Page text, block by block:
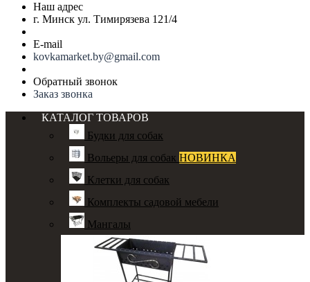
Наш адрес
г. Минск ул. Тимирязева 121/4
E-mail
kovkamarket.by@gmail.com
Обратный звонок
Заказ звонка
КАТАЛОГ ТОВАРОВ
Будки для собак
Вольеры для собак НОВИНКА
Клетки для собак
Комплекты садовой мебели
Мангалы